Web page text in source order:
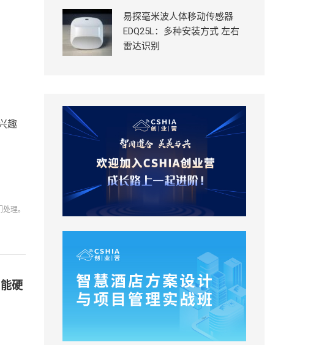
趣
理。
硬
易探毫米波人体移动传感器
EDQ25L：多种安装方式 左右
雷达识别